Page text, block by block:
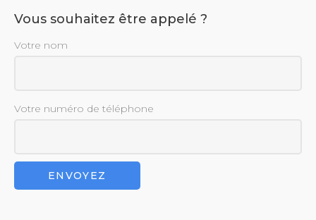
Vous souhaitez être appelé ?
Votre nom
Votre numéro de téléphone